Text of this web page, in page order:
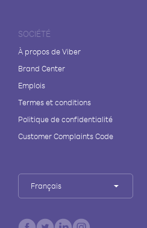
SOCIÉTÉ
À propos de Viber
Brand Center
Emplois
Termes et conditions
Politique de confidentialité
Customer Complaints Code
Français